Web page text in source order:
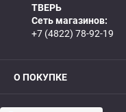
ТВЕРЬ
Сеть магазинов:
+7 (4822) 78-92-19
О ПОКУПКЕ